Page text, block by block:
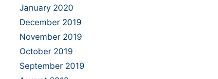
January 2020
December 2019
November 2019
October 2019
September 2019